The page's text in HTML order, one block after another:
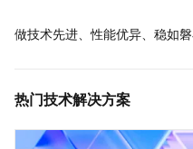
做技术先进、性能优异、稳如
热门技术解决方案